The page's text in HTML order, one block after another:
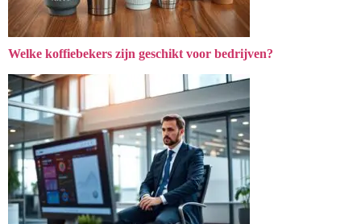
Welke koffiebekers zijn geschikt voor bedrijven?